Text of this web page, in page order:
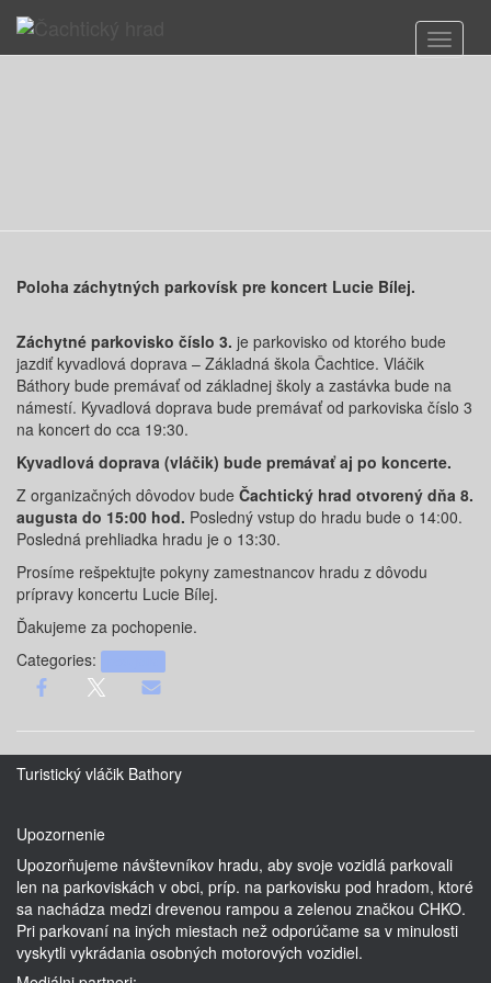
Toggle
Poloha záchytných parkovísk pre koncert Lucie Bílej.
Záchytné parkovisko číslo 3. je parkovisko od ktorého bude
jazdiť kyvadlová doprava – Základná škola Čachtice. Vláčik
Báthory bude premávať od základnej školy a zastávka bude na
námestí. Kyvadlová doprava bude premávať od parkoviska číslo 3
na koncert do cca 19:30.
Kyvadlová doprava (vláčik) bude premávať aj po koncerte.
Z organizačných dôvodov bude Čachtický hrad otvorený dňa 8.
augusta do 15:00 hod. Posledný vstup do hradu bude o 14:00.
Posledná prehliadka hradu je o 13:30.
Prosíme rešpektujte pokyny zamestnancov hradu z dôvodu
prípravy koncertu Lucie Bílej.
Ďakujeme za pochopenie.
Categories:
Turistický vláčik Bathory
Upozornenie
Upozorňujeme návštevníkov hradu, aby svoje vozidlá parkovali
len na parkoviskách v obci, príp. na parkovisku pod hradom, ktoré
sa nachádza medzi drevenou rampou a zelenou značkou CHKO.
Pri parkovaní na iných miestach než odporúčame sa v minulosti
vyskytli vykrádania osobných motorových vozidiel.